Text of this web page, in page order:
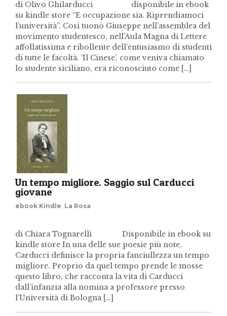
di Olivo Ghilarducci disponibile in ebook
su kindle store “E occupazione sia. Riprendiamoci
l’università”. Così tuonò Giuseppe nell’assemblea del
movimento studentesco, nell’Aula Magna di Lettere
affollatissima e ribollente dell’entusiasmo di studenti
di tutte le facoltà. ‘Il Cinese’, come veniva chiamato
lo studente siciliano, era riconosciuto come […]
Un tempo migliore. Saggio sul Carducci
giovane
ebook Kindle, La Rosa
di Chiara Tognarelli Disponibile in ebook su
kindle store In una delle sue poesie più note,
Carducci definisce la propria fanciullezza un tempo
migliore. Proprio da quel tempo prende le mosse
questo libro, che racconta la vita di Carducci
dall’infanzia alla nomina a professore presso
l’Università di Bologna […]